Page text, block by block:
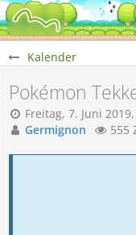
Kalender
Pokémon
Freitag, 7. Juni
Germignon
555